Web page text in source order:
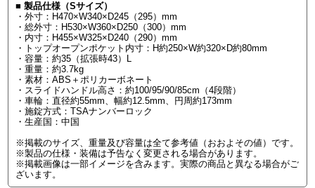
■ 製品仕様（Sサイズ）
・外寸：H470×W340×D245（295）mm
・総外寸：H530×W360×D250（300）mm
・内寸：H455×W325×D240（290）mm
・トップオープンポケット内寸：H約250×W約320×D約80mm
・容量：約35（拡張時43）L
・重量：約3.7kg
・素材：ABS＋ポリカーボネート
・スライドハンドル高さ：約100/95/90/85cm（4段階）
・車輪：直径約55mm、幅約12.5mm、円周約173mm
・施錠方式：TSAナンバーロック
・生産国：中国
※掲載のサイズ、重量及び容量は全て参考値（おおよその値）です。
※製品の仕様・装備は予告なく変更される場合があります。
※掲載画像は一部イメージを含みます。実際の商品と異なる場合がご
ざいます。